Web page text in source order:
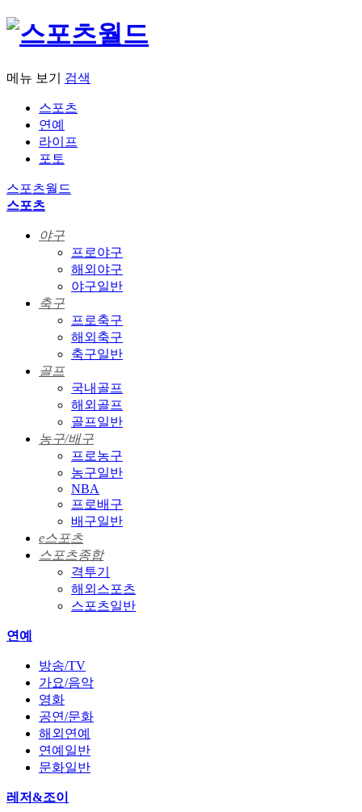
메뉴 보기 검색
스포츠
연예
라이프
포토
스포츠월드
스포츠
야구
프로야구
해외야구
야구일반
축구
프로축구
해외축구
축구일반
골프
국내골프
해외골프
골프일반
농구/배구
프로농구
농구일반
NBA
프로배구
배구일반
e스포츠
스포츠종합
격투기
해외스포츠
스포츠일반
연예
방송/TV
가요/음악
영화
공연/문화
해외연예
연예일반
문화일반
레저&조이